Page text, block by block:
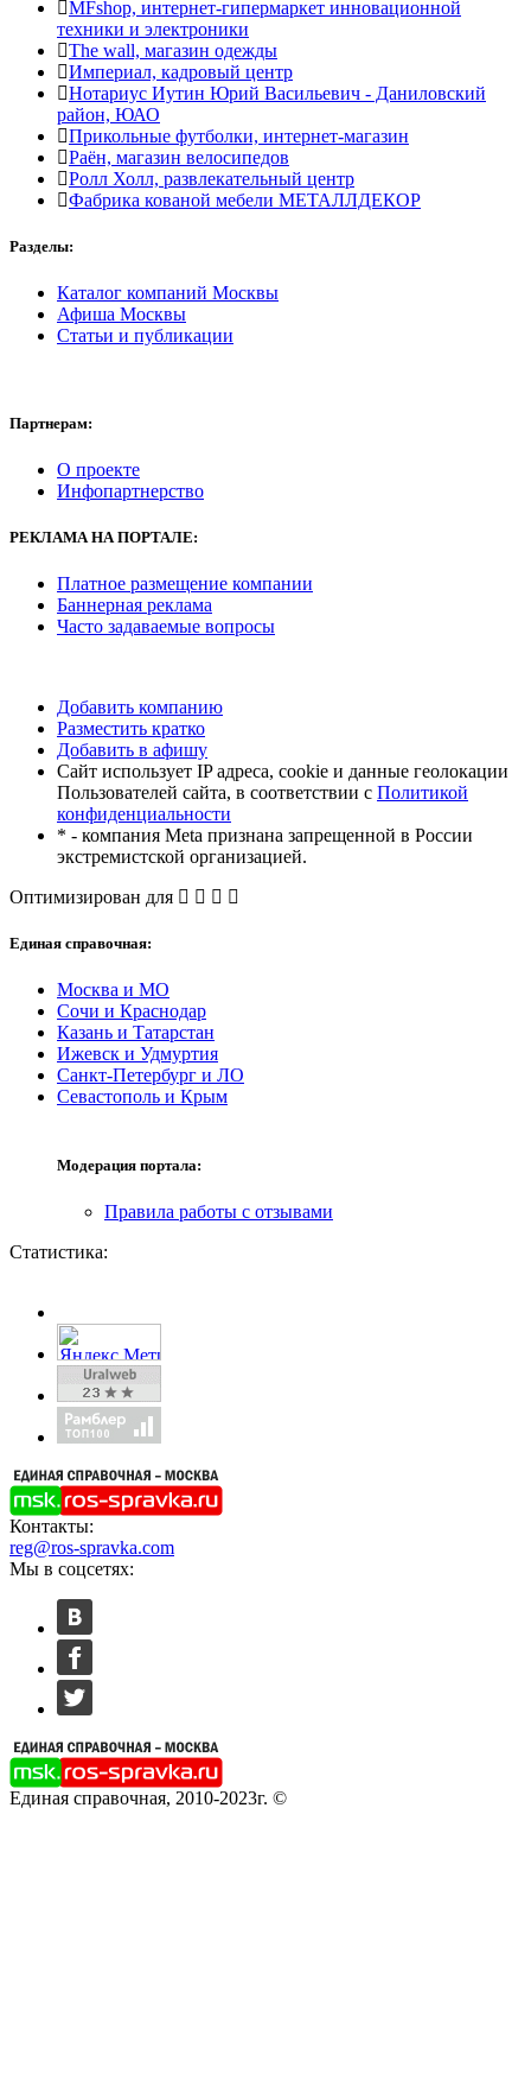
MFshop, интернет-гипермаркет инновационной
техники и электроники
The wall, магазин одежды
Империал, кадровый центр
Нотариус Иутин Юрий Васильевич - Даниловский
район, ЮАО
Прикольные футболки, интернет-магазин
Раён, магазин велосипедов
Ролл Холл, развлекательный центр
Фабрика кованой мебели МЕТАЛЛДЕКОР
Разделы:
Каталог компаний Москвы
Афиша Москвы
Статьи и публикации
Партнерам:
О проекте
Инфопартнерство
РЕКЛАМА НА ПОРТАЛЕ:
Платное размещение компании
Баннерная реклама
Часто задаваемые вопросы
Добавить компанию
Разместить кратко
Добавить в афишу
Сайт использует IP адреса, cookie и данные геолокации
Пользователей сайта, в соответствии с Политикой
конфиденциальности
* - компания Meta признана запрещенной в России
экстремистской организацией.
Оптимизирован для
Единая справочная:
Москва и МО
Сочи и Краснодар
Казань и Татарстан
Ижевск и Удмуртия
Санкт-Петербург и ЛО
Севастополь и Крым
Модерация портала:
Правила работы с отзывами
Статистика:
Контакты:
reg@ros-spravka.com
Мы в соцсетях:
Единая справочная, 2010-2023г. ©